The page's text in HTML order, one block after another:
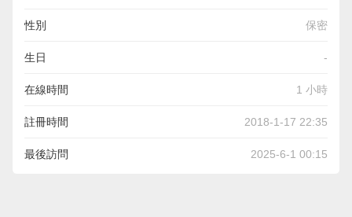
性別 保密
生日 -
在線時間 1 小時
註冊時間 2018-1-17 22:35
最後訪問 2025-6-1 00:15